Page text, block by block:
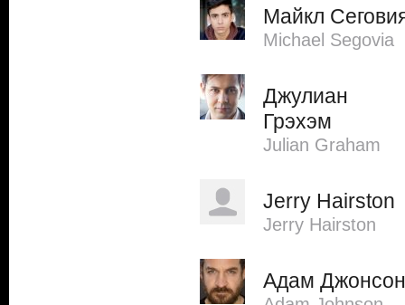
Майкл
Michael Segovia
Джулиан
Грэхэм
Julian Graham
Jerry Hairston
Jerry Hairston
Адам Джонсон